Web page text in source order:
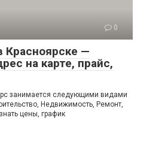
0
Красноярске —
на карте, прайс,
занимается следующими видами
Недвижимость, Ремонт,
цены, график